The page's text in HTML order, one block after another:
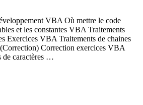
VBA Où mettre le code
et les constantes VBA Traitements
Exercices VBA Traitements de chaines
Correction exercices VBA
de caractères …